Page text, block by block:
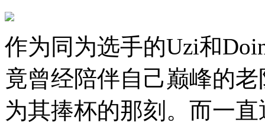
作为同为选手的Uzi和
竟曾经陪伴自己巅峰的
为其捧杯的那刻。而一